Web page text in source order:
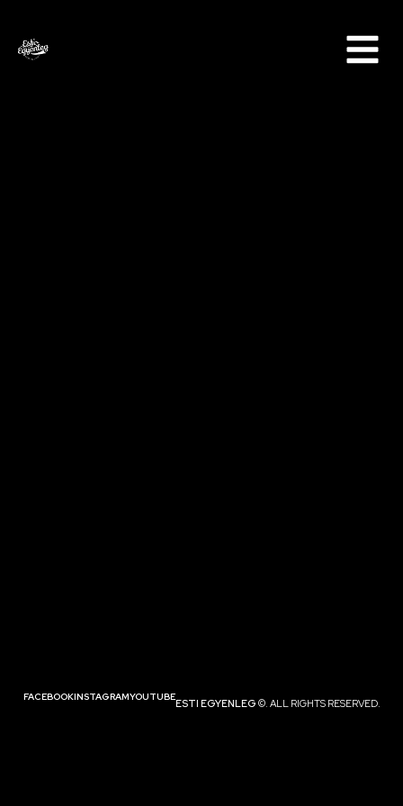
ESTI EGYENLEG ©. ALL RIGHTS RESERVED.
FACEBOOKINSTAGRAMYOUTUBE